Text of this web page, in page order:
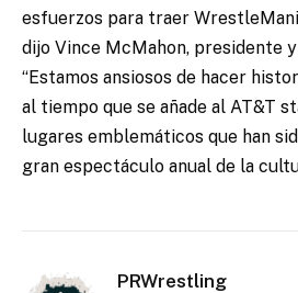
esfuerzos para traer
dijo Vince McMahon, presidente y
“Estamos ansiosos de hacer
al tiempo que se añade al AT&T
lugares emblemáticos que han
gran espectáculo anual de la
PRWrestling